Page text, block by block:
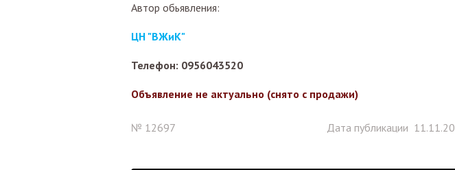
Автор обьявления:
ЦН "ВЖиК"
Телефон: 0956043520
Объявление не актуально (снято с продажи)
№ 12697 Дата публикации 11.11.20